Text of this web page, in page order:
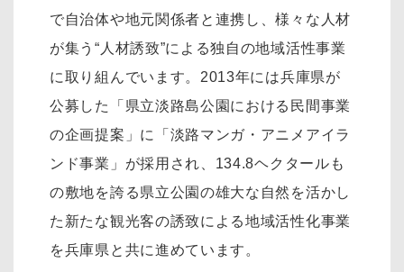
で自治体や地元関係者と連携し、様々な人材
が集う“人材誘致”による独自の地域活性事業
に取り組んでいます。2013年には兵庫県が
公募した「県立淡路島公園における民間事業
の企画提案」に「淡路マンガ・アニメアイラ
ンド事業」が採用され、134.8ヘクタールも
の敷地を誇る県立公園の雄大な自然を活かし
た新たな観光客の誘致による地域活性化事業
を兵庫県と共に進めています。